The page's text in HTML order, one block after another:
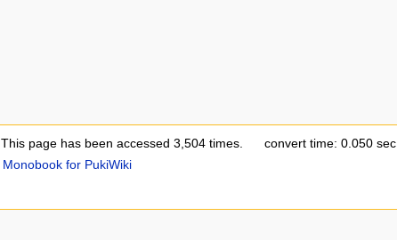
This page has been accessed 3,504 times. convert time: 0.050 sec
Monobook for PukiWiki